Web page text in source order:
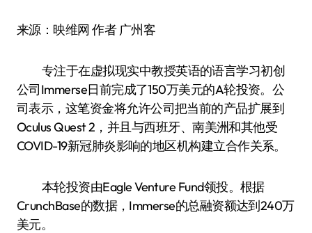
来源：映维网 作者 广州客
专注于在虚拟现实中教授英语的语言学习初创
公司Immerse日前完成了150万美元的A轮投资。公
司表示，这笔资金将允许公司把当前的产品扩展到
Oculus Quest 2，并且与西班牙、南美洲和其他受
COVID-19新冠肺炎影响的地区机构建立合作关系。
本轮投资由Eagle Venture Fund领投。根据
CrunchBase的数据，Immerse的总融资额达到240万
美元。